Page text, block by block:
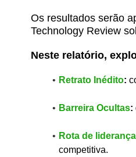
Os resultados serão
Technology Review
Neste relatório,
Retrato Inédito:
Barreira Ocultas:
Rota de liderança
competitiva.